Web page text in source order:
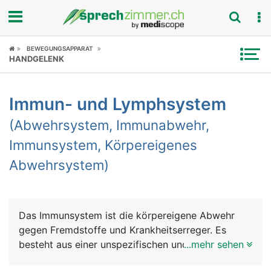
Fokus
Symptome
Untersuchungen
News
Rubriken
BEWEGUNGSAPPARAT
HANDGELENK
Immun- und Lymphsystem
(Abwehrsystem, Immunabwehr,
Immunsystem, Körpereigenes
Abwehrsystem)
Das Immunsystem ist die körpereigene Abwehr
gegen Fremdstoffe und Krankheitserreger. Es
besteht aus einer unspezifischen und einer...mehr sehen